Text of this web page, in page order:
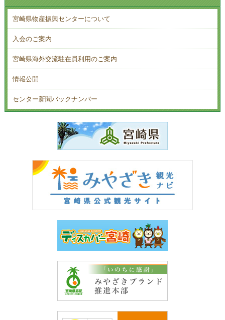
宮崎県物産振興センターについて
入会のご案内
宮崎県海外交流駐在員利用のご案内
情報公開
センター新聞バックナンバー